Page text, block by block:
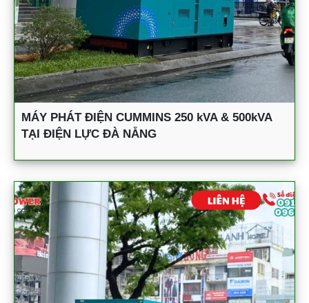
MÁY PHÁT ĐIỆN CUMMINS 250 kVA & 500kVA
TẠI ĐIỆN LỰC ĐÀ NẴNG